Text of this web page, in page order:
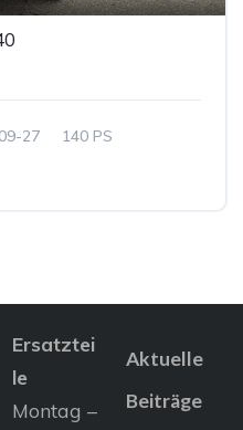
27
140 PS
Ersatztei
le
Montag –
Aktuelle
Beiträge